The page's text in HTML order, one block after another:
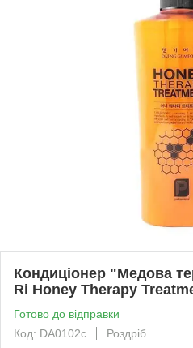
Кондиціонер "Медова
Ri Honey Therapy
Готово до відправки
Код: DA0102c
Роздріб